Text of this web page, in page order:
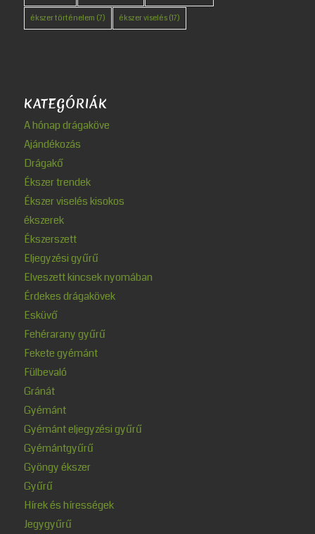
ékszer történelem (7) ékszer viselés(17)
KATEGÓRIÁK
A hónap drágaköve
Ajándékozás
Drágakő
Ékszer trendek
Ékszer viselés kisokos
ékszerek
Ékszerszett
Eljegyzési gyűrű
Elveszett kincsek nyomában
Érdekes drágakövek
Esküvő
Fehérarany gyűrű
Fekete gyémánt
Fülbevaló
Gránát
Gyémánt
Gyémánt eljegyzési gyűrű
Gyémántgyűrű
Gyöngy ékszer
Gyűrű
Hírek és hírességek
Jegygyűrű